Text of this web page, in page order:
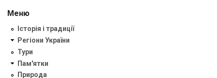
Меню
Історія і традиції
Регіони України
Тури
Пам'ятки
Природа